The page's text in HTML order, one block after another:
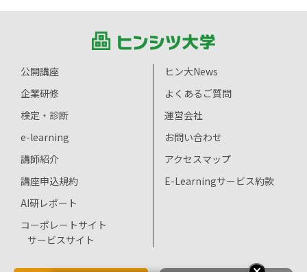
公開講座
ヒン大News
企業研修
よくあるご質問
検定・診断
運営会社
e-learning
お問い合わせ
講師紹介
アクセスマップ
講座申込規約
E-Learningサービス約款
AI研レポート
コーポレートサイト
サービスサイト